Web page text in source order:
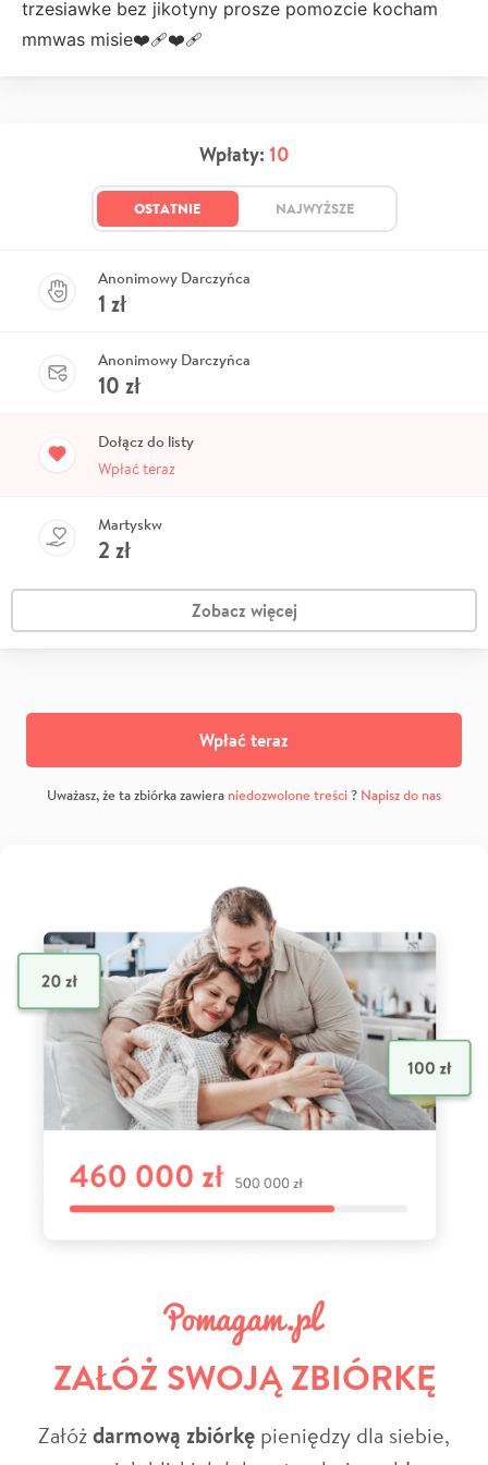
trzesiawke bez jikotyny prosze pomozcie kocham
mmwas misie❤️‍🩹❤️‍🩹
Wpłaty: 10
OSTATNIE NAJWYŻSZE
Anonimowy Darczyńca
1 zł
Anonimowy Darczyńca
10 zł
Dołącz do listy
Wpłać teraz
Martyskw
2 zł
Zobacz więcej
Wpłać teraz
Uważasz, że ta zbiórka zawiera niedozwolone treści? Napisz do nas
ZAŁÓŻ SWOJĄ ZBIÓRKĘ
Załóżdarmową zbiórkę pieniędzy dla siebie,